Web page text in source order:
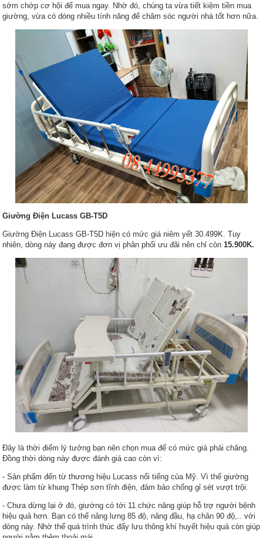
sớm chớp cơ hội để mua ngay. Nhờ đó, chúng ta vừa tiết kiệm tiền mua
giường, vừa có dòng nhiều tính năng để chăm sóc người nhà tốt hơn nữa.
Giường Điện Lucass GB-T5D
Giường Điện Lucass GB-T5D hiện có mức giá niêm yết 30.499K. Tuy
nhiên, dòng này đang được đơn vị phân phối ưu đãi nên chỉ còn 15.900K.
Đây là thời điểm lý tưởng bạn nên chọn mua để có mức giá phải chăng.
Đồng thời dòng này được đánh giá cao còn vì:
- Sản phẩm đến từ thương hiệu Lucass nổi tiếng của Mỹ. Vì thế giường
được làm từ khung Thép sơn tĩnh điện, đảm bảo chống gỉ sét vượt trội.
- Chưa dừng lại ở đó, giường có tới 11 chức năng giúp hỗ trợ người bệnh
hiệu quả hơn. Bạn có thể nâng lưng 85 độ, nâng đầu, hạ chân 90 độ,.. với
dòng này. Nhờ thế quá trình thúc đẩy lưu thông khí huyết hiệu quả còn giúp